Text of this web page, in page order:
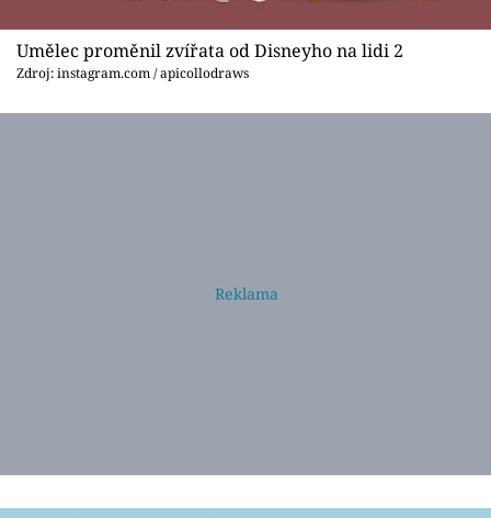
Umělec proměnil zvířata od Disneyho na lidi 2
Zdroj: instagram.com / apicollodraws